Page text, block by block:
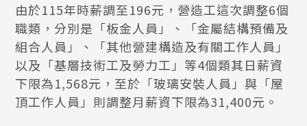
由於115年時薪調至196元，營造工這次調整6個
職類，分別是「板金人員」、「金屬結構預備及
組合人員」、「其他營建構造及有關工作人員」
以及「基層技術工及勞力工」等4個類其日薪資
下限為1,568元，至於「玻璃安裝人員」與「屋
頂工作人員」則調整月薪資下限為31,400元。